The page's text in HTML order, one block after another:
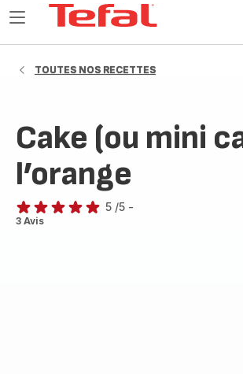
Ouvrir
TOUTES NOS RECETTES
Cake (ou mini
l’orange
Avis
5 /5 -
3 Avis